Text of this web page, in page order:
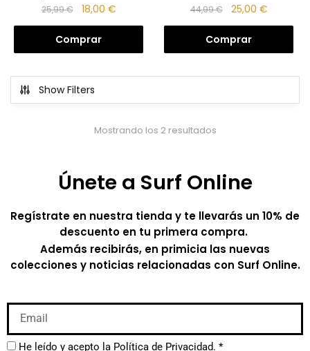
25,99€ 18,00 €
Comprar
44,99€ 25,00 €
Comprar
Show Filters
Mostrando los 2 resultados
Únete a Surf Online
Regístrate en nuestra tienda y te llevarás un 10% de
descuento en tu primera compra.
Además recibirás, en primicia las nuevas
colecciones y noticias relacionadas con Surf Online.
He leído y acepto la Política de Privacidad. *